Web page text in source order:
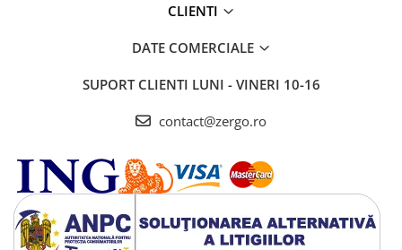
CLIENTI
DATE COMERCIALE
SUPORT CLIENTI LUNI - VINERI 10-16
contact@zergo.ro